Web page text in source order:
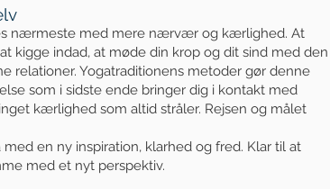
nærmeste med mere nærvær og kærlighed. At
kigge indad, at møde din krop og dit sind med den
relationer. Yogatraditionens metoder gør denne
som i sidste ende bringer dig i kontakt med
kærlighed som altid stråler. Rejsen og målet
en ny inspiration, klarhed og fred. Klar til at
med et nyt perspektiv.